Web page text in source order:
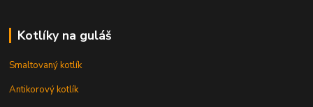
Kotlíky na guláš
Smaltovaný kotlík
Antikorový kotlík